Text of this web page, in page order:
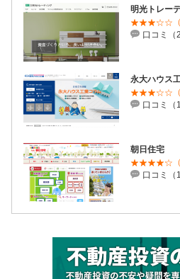
明光トレー
口コミ（2
永大ハウス
口コミ（1
朝日住宅
口コミ（